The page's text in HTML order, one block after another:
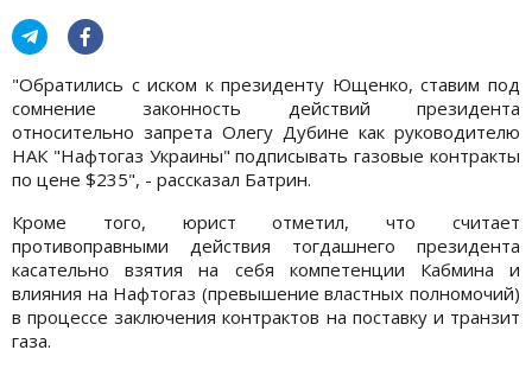
"Обратились с иском к президенту Ющенко, ставим под
сомнение законность действий президента
относительно запрета Олегу Дубине как руководителю
НАК "Нафтогаз Украины" подписывать газовые контракты
по цене $235", - рассказал Батрин.
Кроме того, юрист отметил, что считает
противоправными действия тогдашнего президента
касательно взятия на себя компетенции Кабмина и
влияния на Нафтогаз (превышение властных полномочий)
в процессе заключения контрактов на поставку и транзит
газа.